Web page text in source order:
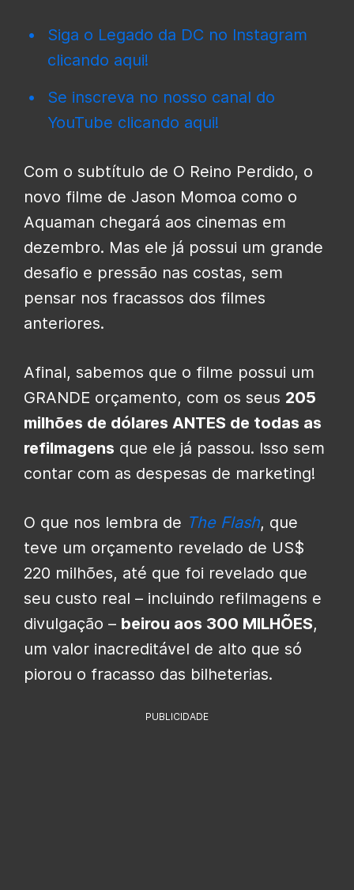
Siga o Legado da DC no Instagram
clicando aqui!
Se inscreva no nosso canal do
YouTube clicando aqui!
Com o subtítulo de O Reino Perdido, o
novo filme de Jason Momoa como o
Aquaman chegará aos cinemas em
dezembro. Mas ele já possui um grande
desafio e pressão nas costas, sem
pensar nos fracassos dos filmes
anteriores.
Afinal, sabemos que o filme possui um
GRANDE orçamento, com os seus 205
milhões de dólares ANTES de todas as
refilmagens que ele já passou. Isso sem
contar com as despesas de marketing!
O que nos lembra de The Flash, que
teve um orçamento revelado de US$
220 milhões, até que foi revelado que
seu custo real – incluindo refilmagens e
divulgação – beirou aos 300 MILHÕES,
um valor inacreditável de alto que só
piorou o fracasso das bilheterias.
PUBLICIDADE